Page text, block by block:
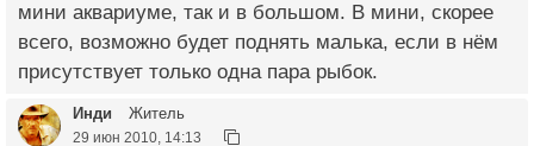
мини аквариуме, так и в большом. В мини, скорее
всего, возможно будет поднять малька, если в нём
присутствует только одна пара рыбок.
Инди Житель
29 июн 2010, 14:13